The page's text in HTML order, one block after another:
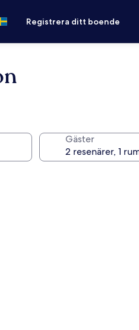
Registrera ditt boende
Gäster